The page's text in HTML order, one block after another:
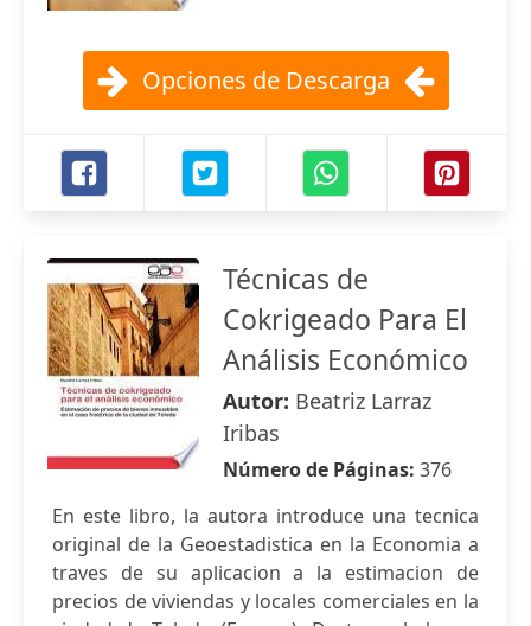
Opciones de Descarga
Técnicas de
Cokrigeado Para El
Análisis Económico
Autor: Beatriz Larraz
Iribas
Número de Páginas: 376
En este libro, la autora introduce una tecnica
original de la Geoestadistica en la Economia a
traves de su aplicacion a la estimacion de
precios de viviendas y locales comerciales en la